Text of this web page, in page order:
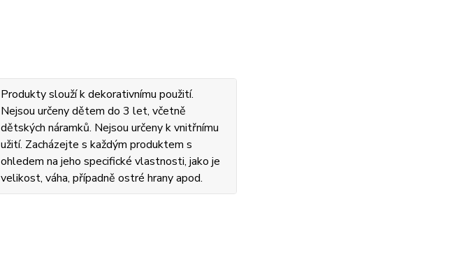
Produkty slouží k dekorativnímu použití.
Nejsou určeny dětem do 3 let, včetně
dětských náramků. Nejsou určeny k vnitřnímu
užití. Zacházejte s každým produktem s
ohledem na jeho specifické vlastnosti, jako je
velikost, váha, případně ostré hrany apod.